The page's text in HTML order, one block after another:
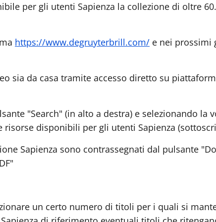
per gli utenti Sapienza la collezione di oltre
https://www.degruyterbrill.com/ e nei prossimi
sia da casa tramite accesso diretto su
"Search" (in alto a destra) e selezionando la
disponibili per gli utenti Sapienza
Sapienza sono contrassegnati dal pulsante
un certo numero di titoli per i quali si